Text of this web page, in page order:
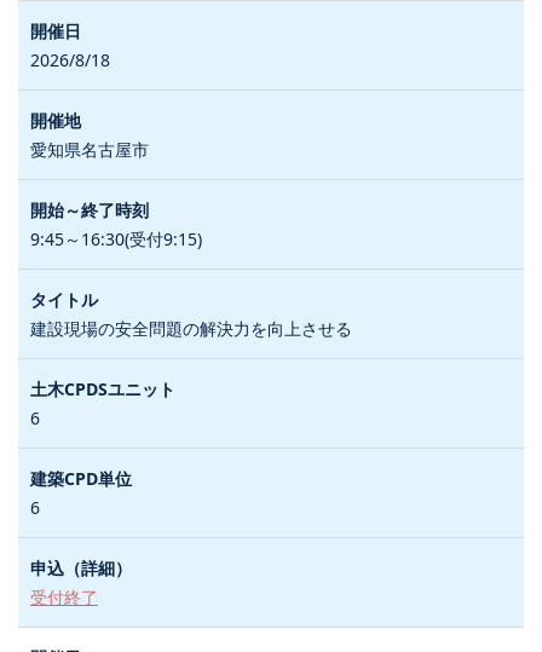
2026/8/18
愛知県名古屋市
9:45～16:30(受付9:15)
建設現場の安全問題の解決力を向上させる
6
6
受付終了